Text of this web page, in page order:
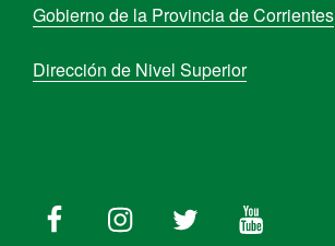
Gobierno de la Provincia de Corrientes
Dirección de Nivel Superior